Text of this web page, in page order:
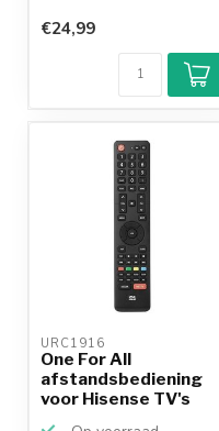
€24,99
URC1916
One For All
afstandsbediening
voor Hisense TV's